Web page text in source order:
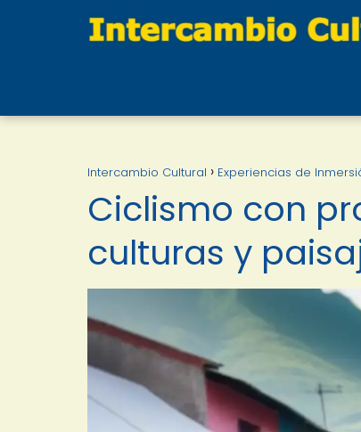
Intercambio Cultural Experiencias de
Ciclismo con
culturas y